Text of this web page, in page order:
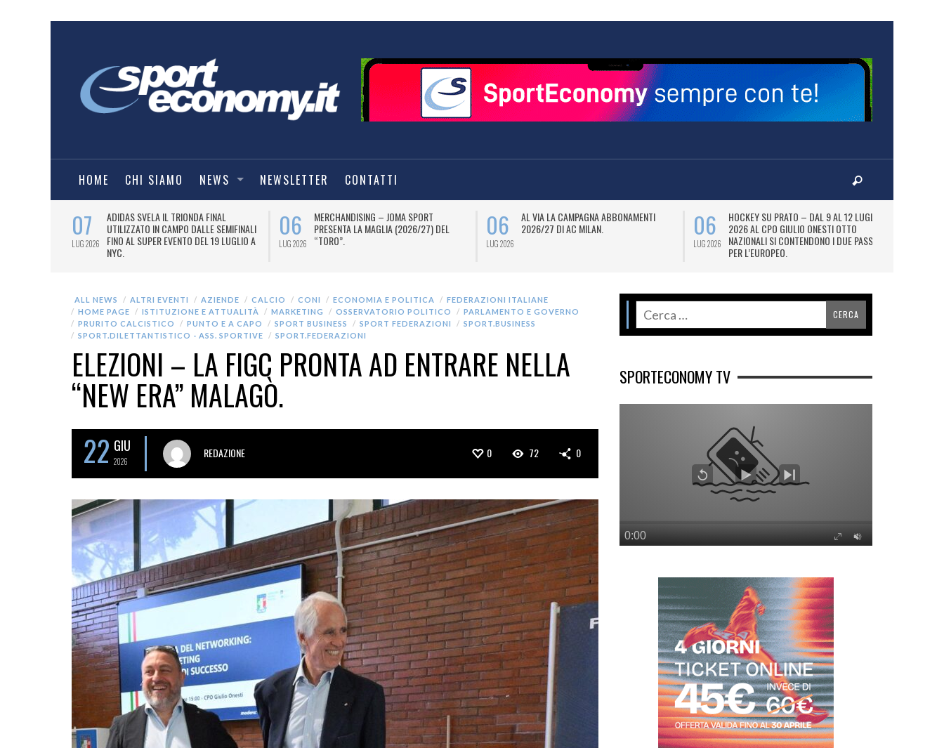
HOME CHI SIAMO NEWS NEWSLETTER CONTATTI
07
LUG 2026
ADIDAS SVELA IL TRIONDA FINAL
UTILIZZATO IN CAMPO DALLE SEMIFINALI
FINO AL SUPER EVENTO DEL 19 LUGLIO A
NYC.
06
LUG 2026
MERCHANDISING – JOMA SPORT
PRESENTA LA MAGLIA (2026/27) DEL
“TORO”.
06
LUG 2026
AL VIA LA CAMPAGNA ABBONAMENTI
2026/27 DI AC MILAN.
06
LUG 2026
HOCKEY SU PRATO – DAL 9 AL 12 LUGLIO
2026 AL CPO GIULIO ONESTI OTTO
NAZIONALI SI CONTENDONO I DUE PASS
PER L’EUROPEO.
ALL NEWS ALTRI EVENTI AZIENDE CALCIO CONI ECONOMIA E POLITICA
FEDERAZIONI ITALIANE
HOME PAGE
ISTITUZIONE E ATTUALITÀ MARKETING OSSERVATORIO POLITICO
PARLAMENTO E GOVERNO
PRURITO CALCISTICO
PUNTO E A CAPO SPORT BUSINESS SPORT FEDERAZIONI
SPORT.BUSINESS
SPORT.DILETTANTISTICO - ASS. SPORTIVE
SPORT.FEDERAZIONI
ELEZIONI – LA FIGC PRONTA AD ENTRARE NELLA
“NEW ERA” MALAGÒ.
22 GIU
2026
REDAZIONE 0 72 0
SPORTECONOMY TV